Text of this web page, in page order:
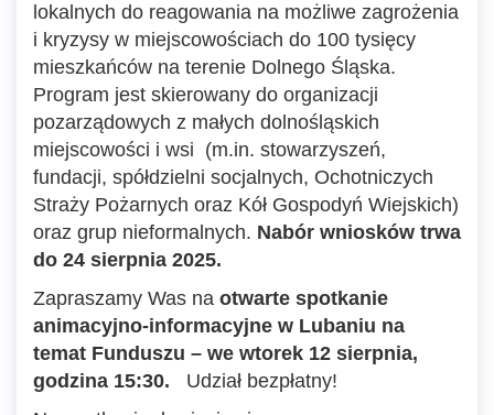
lokalnych do reagowania na możliwe zagrożenia
i kryzysy w miejscowościach do 100 tysięcy
mieszkańców na terenie Dolnego Śląska.
Program jest skierowany do organizacji
pozarządowych z małych dolnośląskich
miejscowości i wsi (m.in. stowarzyszeń,
fundacji, spółdzielni socjalnych, Ochotniczych
Straży Pożarnych oraz Kół Gospodyń Wiejskich)
oraz grup nieformalnych. Nabór wniosków trwa
do 24 sierpnia 2025.
Zapraszamy Was na otwarte spotkanie
animacyjno-informacyjne w Lubaniu na
temat Funduszu – we wtorek 12 sierpnia,
godzina 15:30. Udział bezpłatny!